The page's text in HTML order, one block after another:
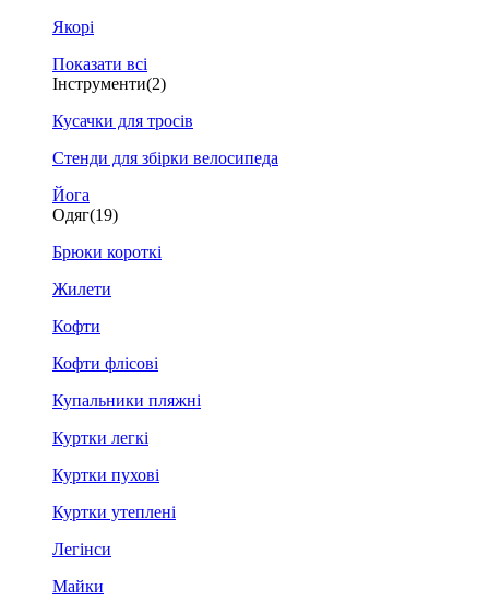
Якорі
Показати всі
Інструменти(2)
Кусачки для тросів
Стенди для збірки велосипеда
Йога
Одяг(19)
Брюки короткі
Жилети
Кофти
Кофти флісові
Купальники пляжні
Куртки легкі
Куртки пухові
Куртки утеплені
Легінси
Майки